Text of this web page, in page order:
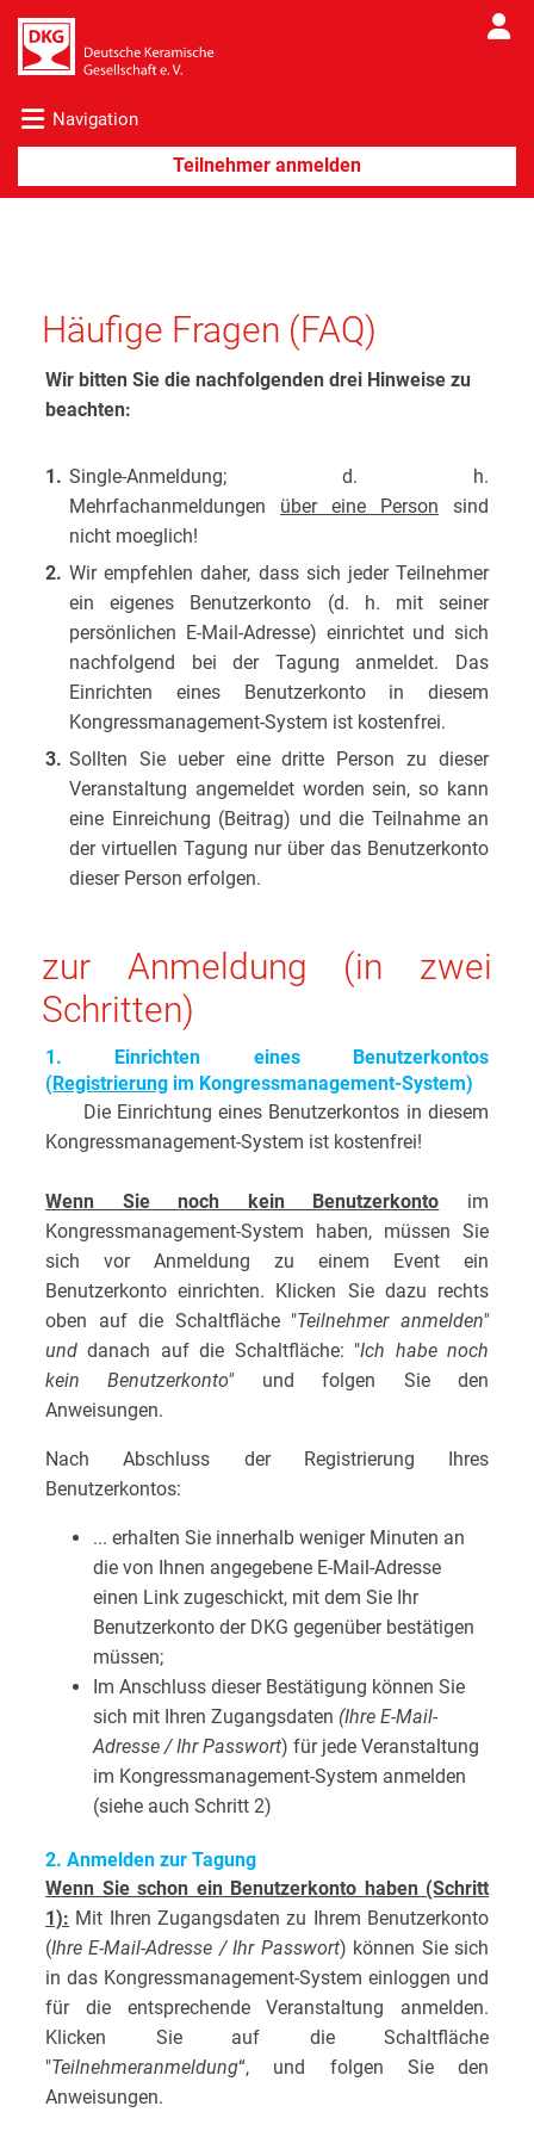
Navigation
Häufige Fragen (FAQ)
Wir bitten Sie die nachfolgenden drei Hinweise zu
beachten:
1. Single-Anmeldung; d. h.
Mehrfachanmeldungen über eine Person sind
nicht moeglich!
2. Wir empfehlen daher, dass sich jeder Teilnehmer
ein eigenes Benutzerkonto (d. h. mit seiner
persönlichen E-Mail-Adresse) einrichtet und sich
nachfolgend bei der Tagung anmeldet. Das
Einrichten eines Benutzerkonto in diesem
Kongressmanagement-System ist kostenfrei.
3. Sollten Sie ueber eine dritte Person zu dieser
Veranstaltung angemeldet worden sein, so kann
eine Einreichung (Beitrag) und die Teilnahme an
der virtuellen Tagung nur über das Benutzerkonto
dieser Person erfolgen.
zur Anmeldung (in zwei
Schritten)
1. Einrichten eines Benutzerkontos
(Registrierung im Kongressmanagement-System)
Die Einrichtung eines Benutzerkontos in diesem
Kongressmanagement-System ist kostenfrei!
Wenn Sie noch kein Benutzerkonto
im
Kongressmanagement-System haben, müssen Sie
sich vor Anmeldung zu einem Event ein
Benutzerkonto einrichten. Klicken Sie dazu rechts
oben auf die Schaltfläche "Teilnehmer anmelden"
unddanach auf die Schaltfläche: "Ich habe noch
kein Benutzerkonto" und folgen Sie den
Anweisungen.
Nach Abschluss der Registrierung Ihres
Benutzerkontos:
... erhalten Sie innerhalb weniger Minuten an
die von Ihnen angegebene E-Mail-Adresse
einen Link zugeschickt, mit dem Sie Ihr
Benutzerkonto der DKG gegenüber bestätigen
müssen;
Im Anschluss dieser Bestätigung können Sie
sich mit Ihren Zugangsdaten (Ihre E-Mail-
Adresse / Ihr Passwort) für jede Veranstaltung
im Kongressmanagement-System anmelden
(siehe auch Schritt 2)
2. Anmelden zur Tagung
Wenn Sie schon ein Benutzerkonto haben (Schritt
1): Mit Ihren Zugangsdaten zu Ihrem Benutzerkonto
(Ihre E-Mail-Adresse / Ihr Passwort) können Sie sich
in das Kongressmanagement-System einloggen und
für die entsprechende Veranstaltung anmelden.
Klicken Sie auf die Schaltfläche
"Teilnehmeranmeldung“, und folgen Sie den
Anweisungen.